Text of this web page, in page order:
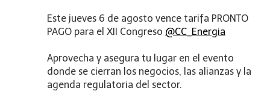
Este jueves 6 de agosto vence tarifa PRONTO
PAGO para el XII Congreso @CC_Energia
Aprovecha y asegura tu lugar en el evento
donde se cierran los negocios, las alianzas y la
agenda regulatoria del sector.